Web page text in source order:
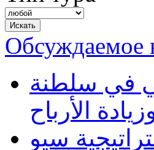
Обсуждаемое
في سلطنة
الأرباح
سيو